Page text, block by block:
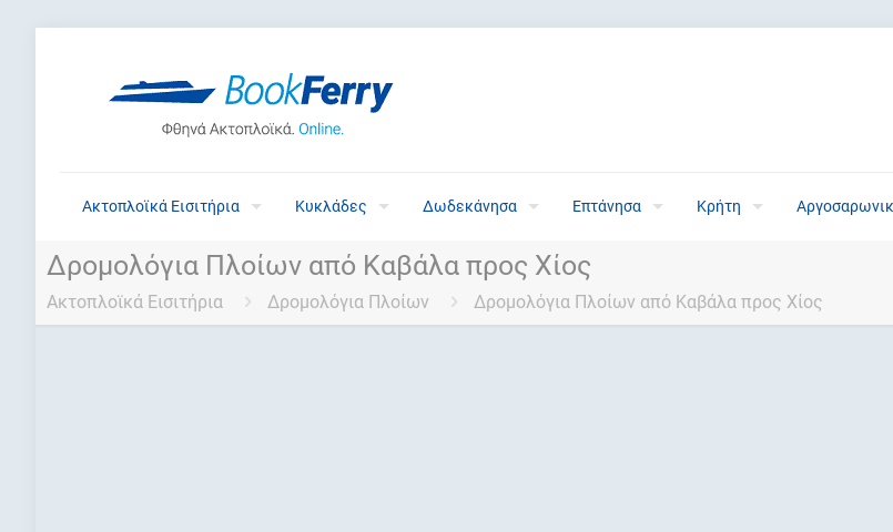
Ακτοπλοϊκά Εισιτήρια Κυκλάδες Δωδεκάνησα Επτάνησα Κρήτη
Δρομολόγια Πλοίων από Καβάλα προς Χίος
Ακτοπλοϊκά Εισιτήρια Δρομολόγια Πλοίων Δρομολόγια Πλοίων από Καβάλα προς Χίος